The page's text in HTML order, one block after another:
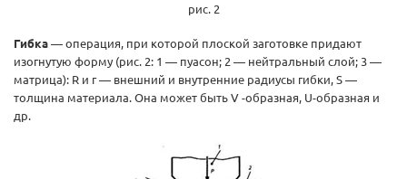
рис. 2
Гибка— операция, при которой плоской заготовке придают
изогнутую форму (рис. 2: 1 — пуасон; 2 — нейтральный слой; 3 —
матрица): R и г — внешний и внутренние радиусы гибки, S —
толщина материала. Она может быть V -образная, U-образная и
др.